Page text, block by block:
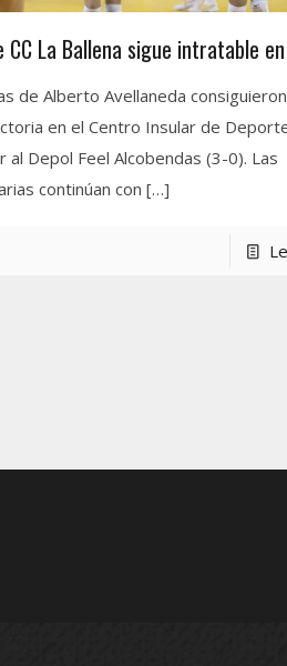
CC La Ballena sigue intratable
de Alberto Avellaneda
en el Centro Insular de
al Depol Feel Alcobendas (3-0). Las
continúan con […]